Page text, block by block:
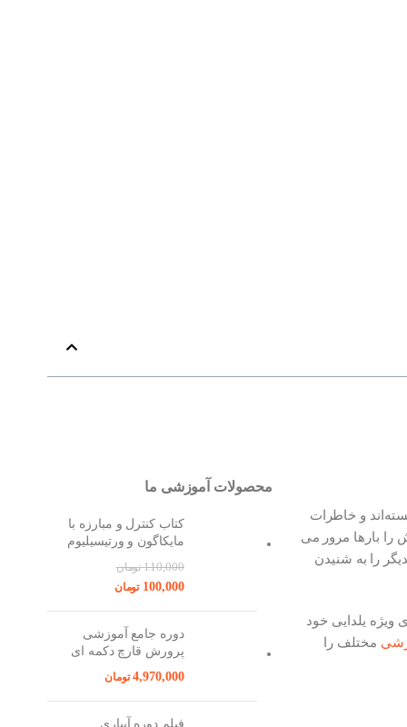
و خاطرات
بارها مرور می
را به شنیدن
یلدایی خود
مختلف را
محصولات آموزشی ما
کتاب کنترل و مبارزه با
مایکاگون و ورتیسیلیوم
110,000 تومان
100,000 تومان
دوره جامع آموزشی
پرورش قارچ دکمه ای
4,970,000 تومان
فیلم دوره آبیاری